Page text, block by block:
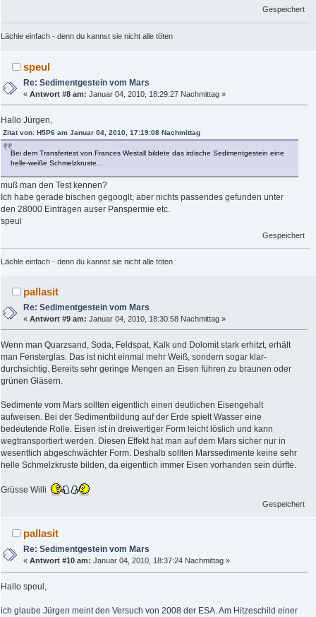
Gespeichert
Lächle einfach - denn du kannst sie nicht alle töten
speul
Re: Sedimentgestein vom Mars
«Antwort #8 am: Januar 04, 2010, 18:29:27 Nachmittag »
Hallo Jürgen,
Zitat von: H5P6 am Januar 04, 2010, 17:19:08 Nachmittag
Bei dem Transfertest von Frances Westall bildete das irdische Sedimentgestein eine
helle-weiße Schmelzkruste...
muß man den Test kennen?
Ich habe gerade bischen gegooglt, aber nichts passendes gefunden unter
den 28000 Einträgen auser Panspermie etc.
speul
Gespeichert
Lächle einfach - denn du kannst sie nicht alle töten
pallasit
Re: Sedimentgestein vom Mars
«Antwort #9 am: Januar 04, 2010, 18:30:58 Nachmittag »
Wenn man Quarzsand, Soda, Feldspat, Kalk und Dolomit stark erhitzt, erhält
man Fensterglas. Das ist nicht einmal mehr Weiß, sondern sogar klar-
durchsichtig. Bereits sehr geringe Mengen an Eisen führen zu braunen oder
grünen Gläsern.
Sedimente vom Mars sollten eigentlich einen deutlichen Eisengehalt
aufweisen. Bei der Sedimentbildung auf der Erde spielt Wasser eine
bedeutende Rolle. Eisen ist in dreiwertiger Form leicht löslich und kann
wegtransportiert werden. Diesen Effekt hat man auf dem Mars sicher nur in
wesentlich abgeschwächter Form. Deshalb sollten Marssedimente keine sehr
helle Schmelzkruste bilden, da eigentlich immer Eisen vorhanden sein dürfte.
Grüsse Willi
Gespeichert
pallasit
Re: Sedimentgestein vom Mars
«Antwort #10 am: Januar 04, 2010, 18:37:24 Nachmittag »
Hallo speul,
ich glaube Jürgen meint den Versuch von 2008 der ESA. Am Hitzeschild einer